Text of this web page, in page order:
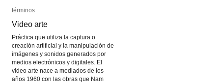
términos
Video arte
Práctica que utiliza la captura o
creación artificial y la manipulación de
imágenes y sonidos generados por
medios electrónicos y digitales. El
video arte nace a mediados de los
años 1960 con las obras que Nam
términos
Video arte